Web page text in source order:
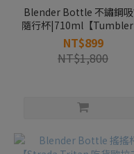
Blender Bottle 不鏽鋼吸管
隨行杯|710ml【Tumbler 夜
幕星空】
NT$899
NT$1,800